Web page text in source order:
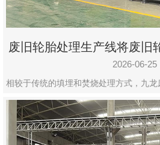
废旧轮胎处理生产线将废旧
资源
2026-06-25
相较于传统的填埋和焚烧处理方式，九龙